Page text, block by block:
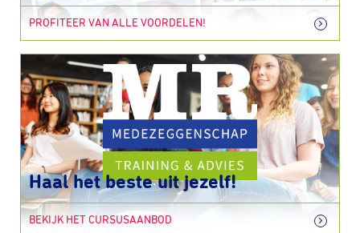
PROFITEER VAN ALLE VOORDELEN!
Haal het beste uit jezelf!
BEKIJK HET CURSUSAANBOD